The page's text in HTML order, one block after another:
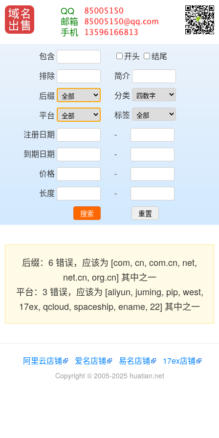
QQ
邮箱
手机
包含 开头
结尾
排除
简介
后缀
平台
分类
标签
注册日期
-
到期日期
-
价格
-
长度
-
搜索 重置
后缀：6 错误，应该为 [com, cn, com.cn, net,
net.cn, org.cn] 其中之一
平台：3 错误，应该为 [aliyun, juming, pip, west,
17ex, qcloud, spaceship, ename, 22] 其中之一
阿里云店铺 爱名店铺 易名店铺 17ex店铺
Copyright © 2005-2025 huatian.net